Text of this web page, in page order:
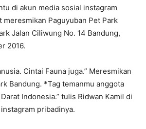
di akun media sosial instagram
meresmikan Paguyuban Pet Park
Jalan Ciliwung No. 14 Bandung,
2016.
Cintai Fauna juga.” Meresmikan
Bandung. *Tag temanmu anggota
Indonesia.” tulis Ridwan Kamil di
pribadinya.